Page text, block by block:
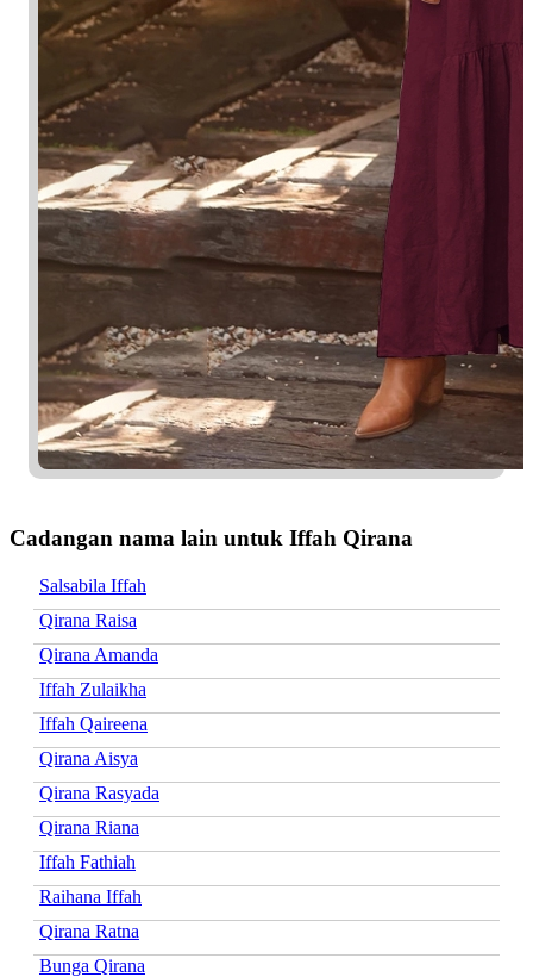
Cadangan nama lain untuk Iffah Qirana
Salsabila Iffah
Qirana Raisa
Qirana Amanda
Iffah Zulaikha
Iffah Qaireena
Qirana Aisya
Qirana Rasyada
Qirana Riana
Iffah Fathiah
Raihana Iffah
Qirana Ratna
Bunga Qirana